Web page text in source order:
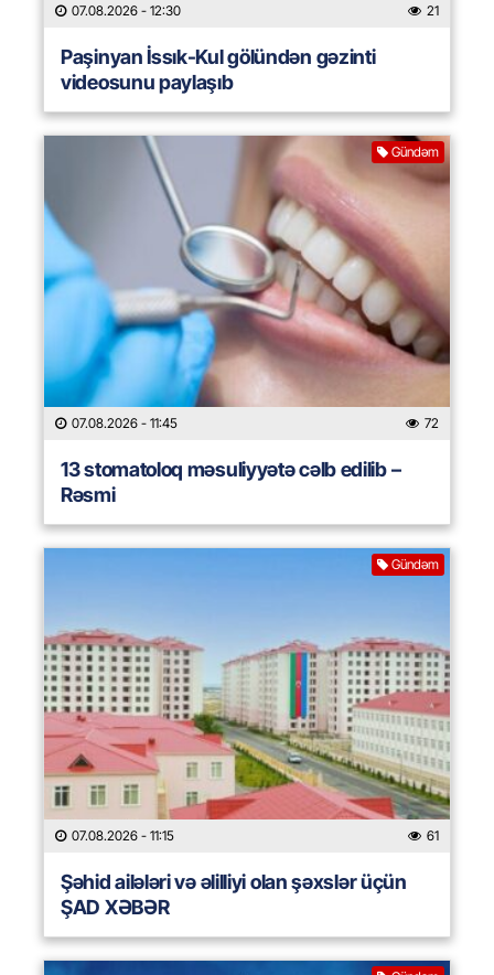
07.08.2026 - 12:30 21
Paşinyan İssık-Kul gölündən gəzinti
videosunu paylaşıb
Gündəm
07.08.2026 - 11:45 72
13 stomatoloq məsuliyyətə cəlb edilib –
Rəsmi
Gündəm
07.08.2026 - 11:15 61
Şəhid ailələri və əlilliyi olan şəxslər üçün
ŞAD XƏBƏR